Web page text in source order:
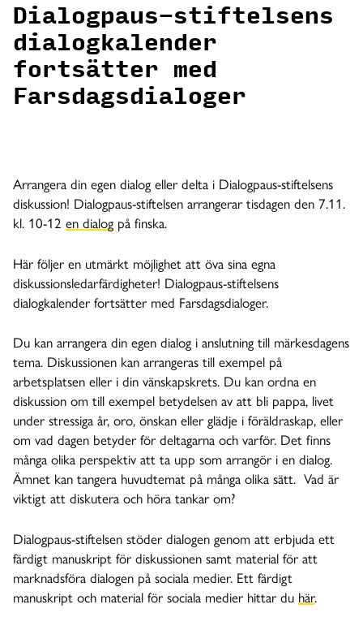
Dialogpaus-stiftelsens
dialogkalender
fortsätter med
Farsdagsdialoger
Arrangera din egen dialog eller delta i Dialogpaus-stiftelsens
diskussion! Dialogpaus-stiftelsen arrangerar tisdagen den 7.11.
kl. 10-12 en dialog på finska.
Här följer en utmärkt möjlighet att öva sina egna
diskussionsledarfärdigheter! Dialogpaus-stiftelsens
dialogkalender fortsätter med Farsdagsdialoger.
Du kan arrangera din egen dialog i anslutning till märkesdagens
tema. Diskussionen kan arrangeras till exempel på
arbetsplatsen eller i din vänskapskrets. Du kan ordna en
diskussion om till exempel betydelsen av att bli pappa, livet
under stressiga år, oro, önskan eller glädje i föräldraskap, eller
om vad dagen betyder för deltagarna och varför. Det finns
många olika perspektiv att ta upp som arrangör i en dialog.
Ämnet kan tangera huvudtemat på många olika sätt. Vad är
viktigt att diskutera och höra tankar om?
Dialogpaus-stiftelsen stöder dialogen genom att erbjuda ett
färdigt manuskript för diskussionen samt material för att
marknadsföra dialogen på sociala medier. Ett färdigt
manuskript och material för sociala medier hittar du här.